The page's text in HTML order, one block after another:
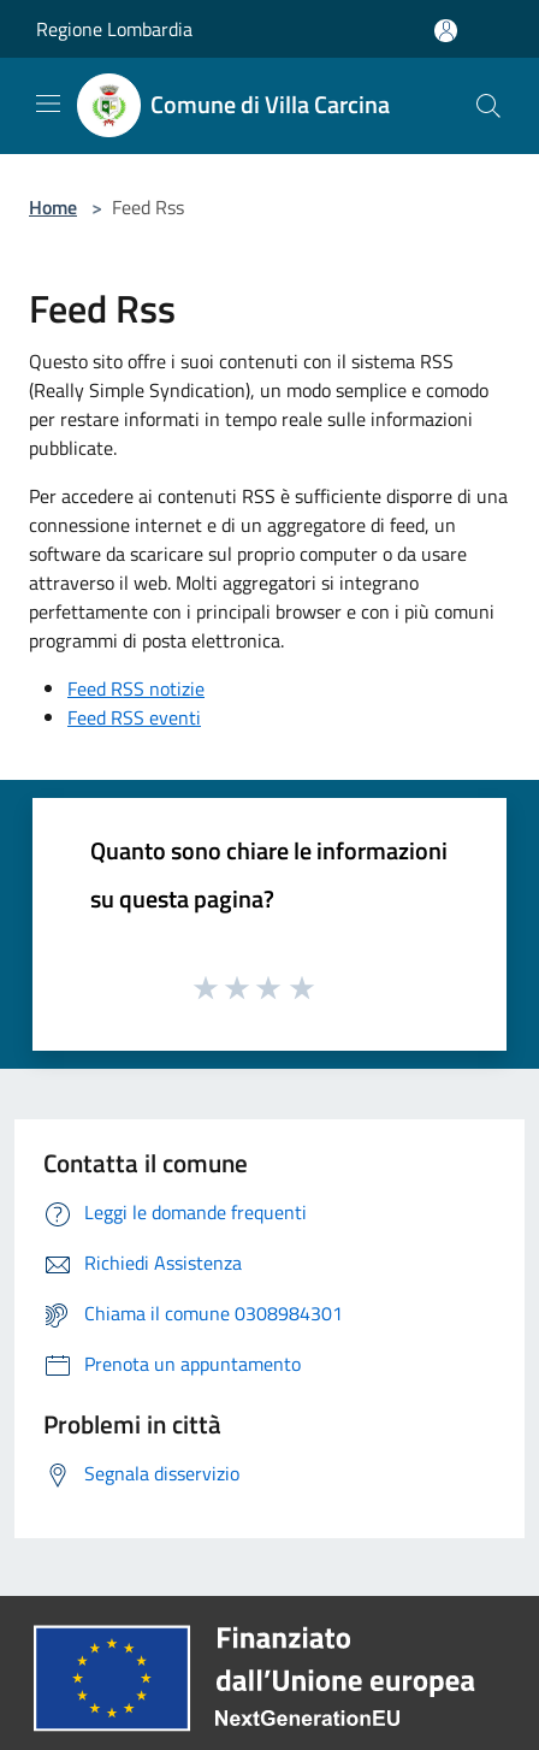
Regione Lombardia
Comune di Villa Carcina
Home > Feed Rss
Feed Rss
Questo sito offre i suoi contenuti con il sistema RSS
(Really Simple Syndication), un modo semplice e comodo
per restare informati in tempo reale sulle informazioni
pubblicate.
Per accedere ai contenuti RSS è sufficiente disporre di una
connessione internet e di un aggregatore di feed, un
software da scaricare sul proprio computer o da usare
attraverso il web. Molti aggregatori si integrano
perfettamente con i principali browser e con i più comuni
programmi di posta elettronica.
Feed RSS notizie
Feed RSS eventi
Quanto sono chiare le informazioni
su questa pagina?
Contatta il comune
Leggi le domande frequenti
Richiedi Assistenza
Chiama il comune 0308984301
Prenota un appuntamento
Problemi in città
Segnala disservizio